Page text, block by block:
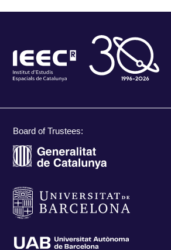
Board of Trustees: